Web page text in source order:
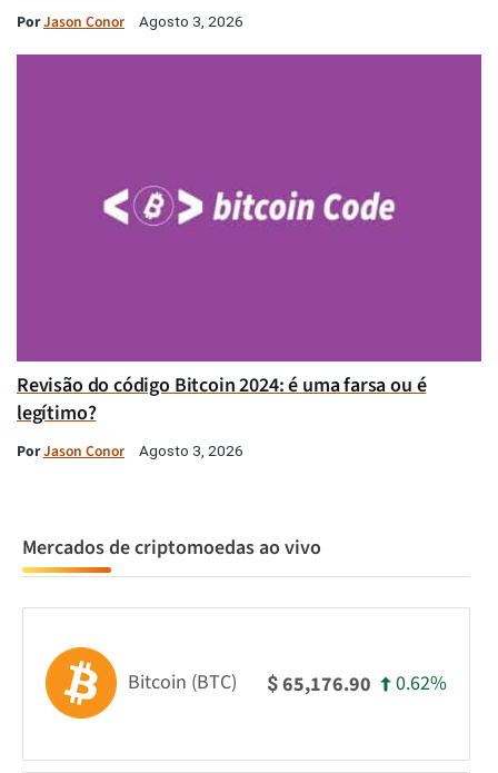
PorJason Conor Agosto 3, 2026
Revisão do código Bitcoin 2024: é uma farsa ou é
legítimo?
PorJason Conor Agosto 3, 2026
Mercados de criptomoedas ao vivo
Bitcoin (BTC) $65,176.90 0.62%